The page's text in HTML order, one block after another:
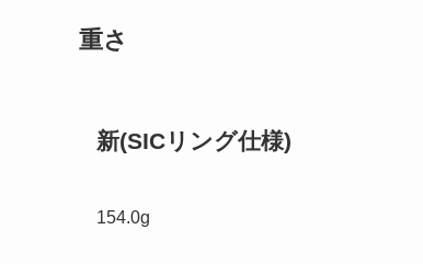
重さ
新(SICリング仕様)
154.0g